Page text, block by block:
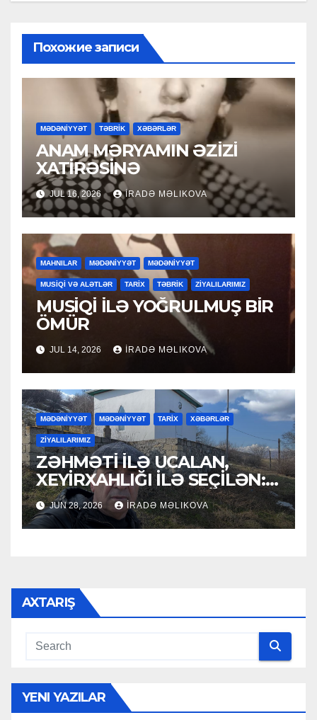
Похожие записи
MƏDƏNİYYƏT TƏBRİK XƏBƏRLƏR
ANAM MƏRYAMIN ƏZİZİ
XATİRƏSİNƏ
JUL 16, 2026 İRADƏ MƏLIKOVA
MAHNILAR MƏDƏNİYYƏT MƏDƏNİYYƏT
MUSİQİ VƏ ALƏTLƏR TARİX TƏBRİK ZİYALILARIMIZ
MUSİQİ İLƏ YOĞRULMUŞ BİR
ÖMÜR
JUL 14, 2026 İRADƏ MƏLIKOVA
MƏDƏNİYYƏT MƏDƏNİYYƏT TARİX XƏBƏRLƏR
ZİYALILARIMIZ
ZƏHMƏTİ İLƏ UCALAN,
XEYİRXAHLIĞI İLƏ SEÇİLƏN:
HACI RAMAZAN QULİYEV
JUN 28, 2026 İRADƏ MƏLIKOVA
AXTARIŞ
YENI YAZILAR